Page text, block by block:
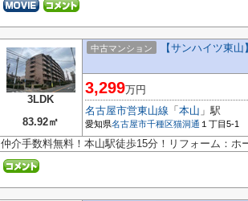
3LDK
83.92㎡
中古マンション 【サンハイツ東
3,299万円
名古屋市営東山線 「 本山 」駅
愛知県名古屋市千種区猫洞通 １丁目5-1
仲介手数料無料！本山駅徒歩15分！リフォーム：